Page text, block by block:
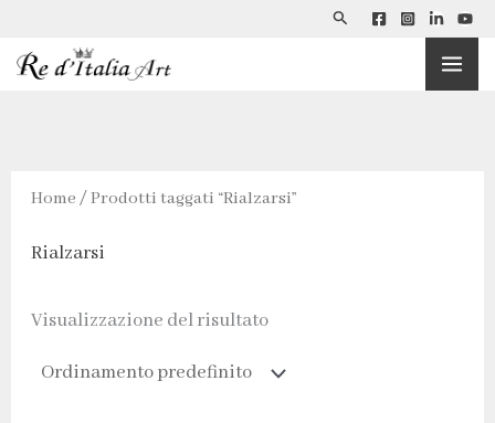
Cerca
Home / Prodotti taggati “Rialzarsi”
Rialzarsi
Visualizzazione del risultato